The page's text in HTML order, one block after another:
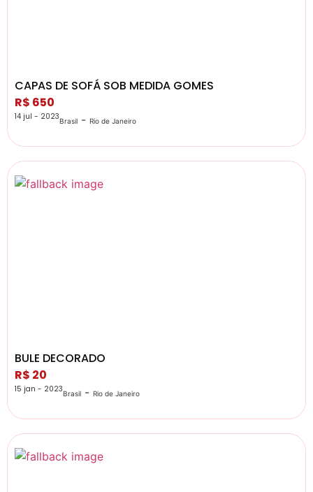
CAPAS DE SOFÁ SOB MEDIDA GOMES
R$ 650
14 jul - 2023Brasil - Rio de Janeiro
BULE DECORADO
R$ 20
15 jan - 2023Brasil - Rio de Janeiro